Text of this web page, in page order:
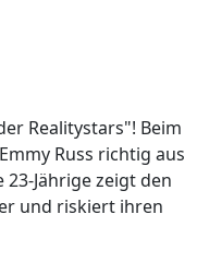
Realitystars"! Beim
Russ richtig aus
Jährige zeigt den
und riskiert ihren